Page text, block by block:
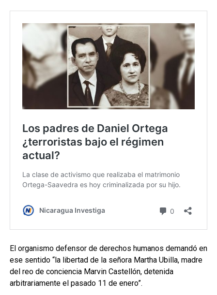
El organismo defensor de derechos humanos demandó en
ese sentido “la libertad de la señora Martha Ubilla, madre
del reo de conciencia Marvin Castellón, detenida
arbitrariamente el pasado 11 de enero”.